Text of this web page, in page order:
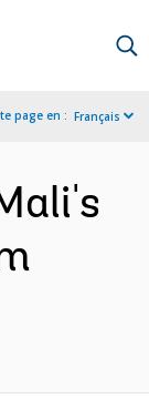
page en : Français